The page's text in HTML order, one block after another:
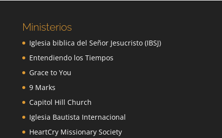
Ministerios
Iglesia biblica del Señor Jesucristo (IBSJ)
Entendiendo los Tiempos
Grace to You
9 Marks
Capitol Hill Church
Iglesia Bautista Internacional
HeartCry Missionary Society